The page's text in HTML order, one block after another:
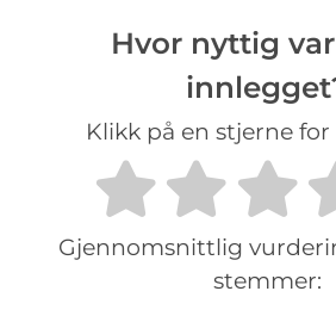
Hvor nyttig
Klikk på en stjerne for
Gjennomsnittlig
stemmer: